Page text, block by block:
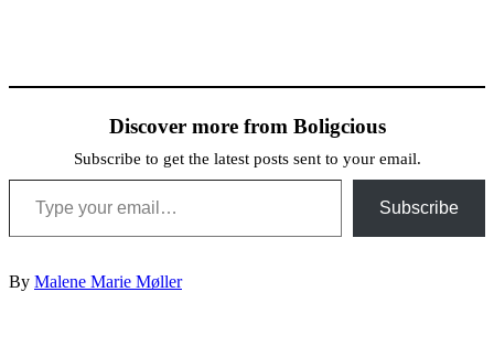
Discover more from Boligcious
Subscribe to get the latest posts sent to your email.
Type your email…
Subscribe
By Malene Marie Møller